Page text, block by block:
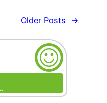
Older Posts →